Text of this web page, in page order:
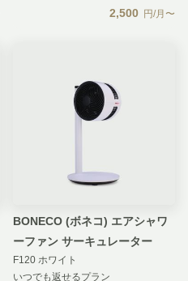
2,500 円/月〜
BONECO (ボネコ) エアシャワ
ーファン サーキュレーター
F120 ホワイト
いつでも返せるプラン